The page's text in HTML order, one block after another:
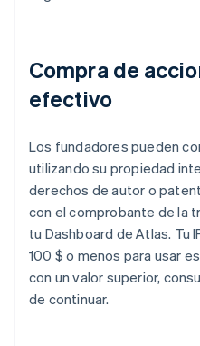
Compra de
efectivo
Los fundadores pueden
utilizando su propiedad
derechos de autor o
con el comprobante de la
tu Dashboard de Atlas. Tu
100 $ o menos para usar
con un valor superior,
de continuar.